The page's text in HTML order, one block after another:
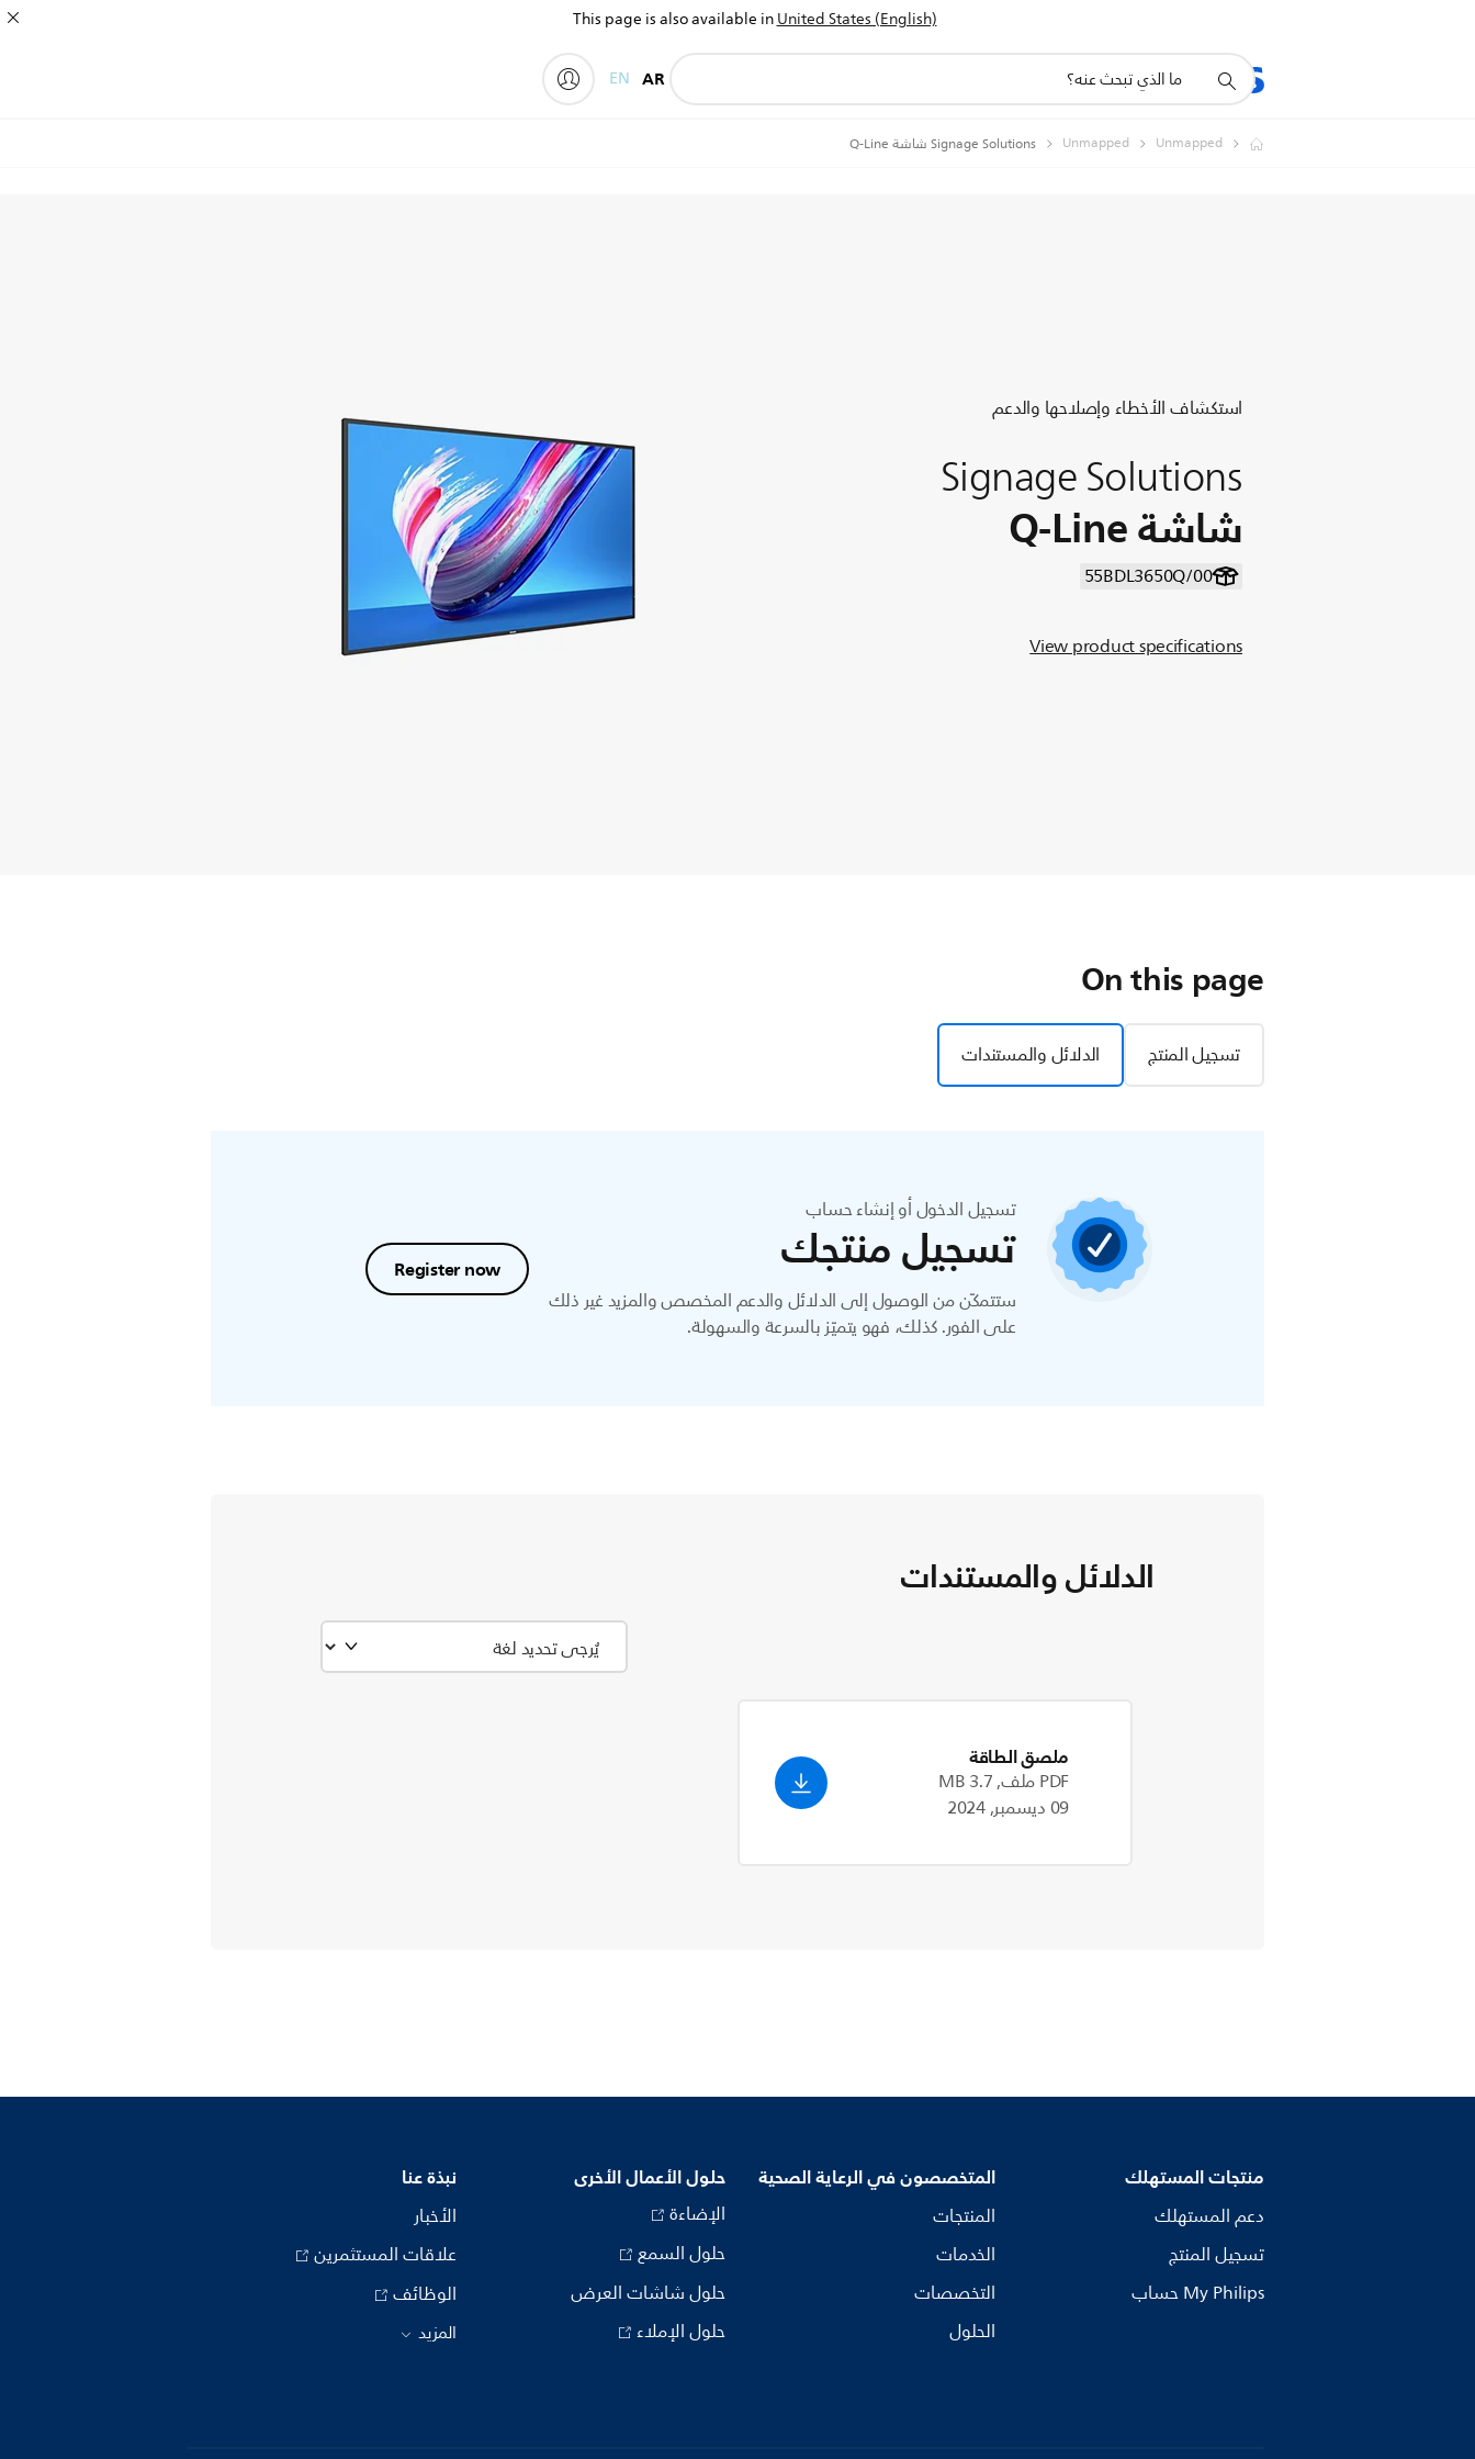
This page is also available inUnited States (English)
المنتجات
أيقونة
دعم
AR
EN
Unmapped
Unmapped Signage Solutions شاشة Q-Line
استكشاف الأخطاء وإصلاحها والدعم
Signage Solutions
شاشة Q-Line
55BDL3650Q/00
View product specifications
On this page
تسجيل المنتج الدلائل والمستندات
تسجيل الدخول أو إنشاء حساب
تسجيل منتجك
ستتمكّن من الوصول إلى الدلائل والدعم المخصص والمزيد غير ذلك
على الفور. كذلك، فهو يتميّز بالسرعة والسهولة.
Register now
الدلائل والمستندات
ملصق الطاقة
PDF ملف, 3.7 MB
09 ديسمبر, 2024
منتجات المستهلك
دعم المستهلك
تسجيل المنتج
My Philips حساب
المتخصصون في الرعاية الصحية
المنتجات
الخدمات
التخصصات
الحلول
حلول الأعمال الأخرى
الإضاءة
حلول السمع
حلول شاشات العرض
حلول الإملاء
نبذة عنا
الأخبار
علاقات المستثمرين
الوظائف
المزيد